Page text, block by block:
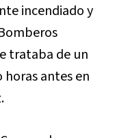
incendiado y
trataba de un
antes en